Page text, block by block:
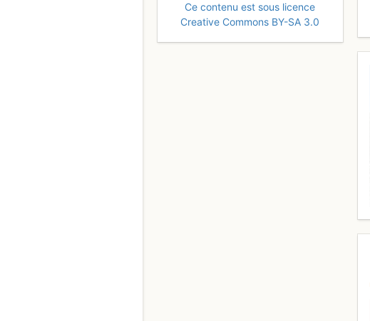
Ce contenu est sous licence
Creative Commons BY-SA 3.0